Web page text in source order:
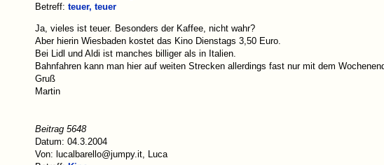
Betreff: teuer, teuer
Ja, vieles ist teuer. Besonders der Kaffee, nicht wahr?
Aber hierin Wiesbaden kostet das Kino Dienstags 3,50 Euro.
Bei Lidl und Aldi ist manches billiger als in Italien.
Bahnfahren kann man hier auf weiten Strecken allerdings fast nur mit dem
Gruß
Martin
Beitrag 5648
Datum: 04.3.2004
Von: lucalbarello@jumpy.it, Luca